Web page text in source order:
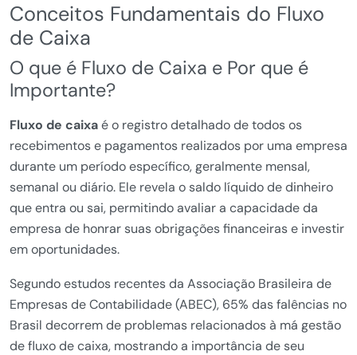
Conceitos Fundamentais do Fluxo
de Caixa
O que é Fluxo de Caixa e Por que é
Importante?
Fluxo de caixaé o registro detalhado de todos os
recebimentos e pagamentos realizados por uma empresa
durante um período específico, geralmente mensal,
semanal ou diário. Ele revela o saldo líquido de dinheiro
que entra ou sai, permitindo avaliar a capacidade da
empresa de honrar suas obrigações financeiras e investir
em oportunidades.
Segundo estudos recentes da Associação Brasileira de
Empresas de Contabilidade (ABEC), 65% das falências no
Brasil decorrem de problemas relacionados à má gestão
de fluxo de caixa, mostrando a importância de seu